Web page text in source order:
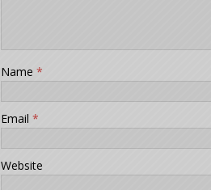
Name *
Email *
Website